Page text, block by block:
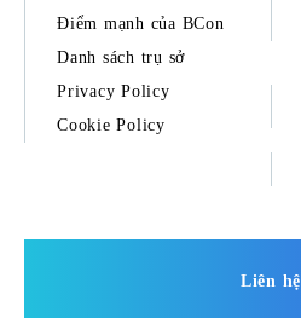
Điểm mạnh của BCon
Danh sách trụ sở
Privacy Policy
Cookie Policy
Liên hệ